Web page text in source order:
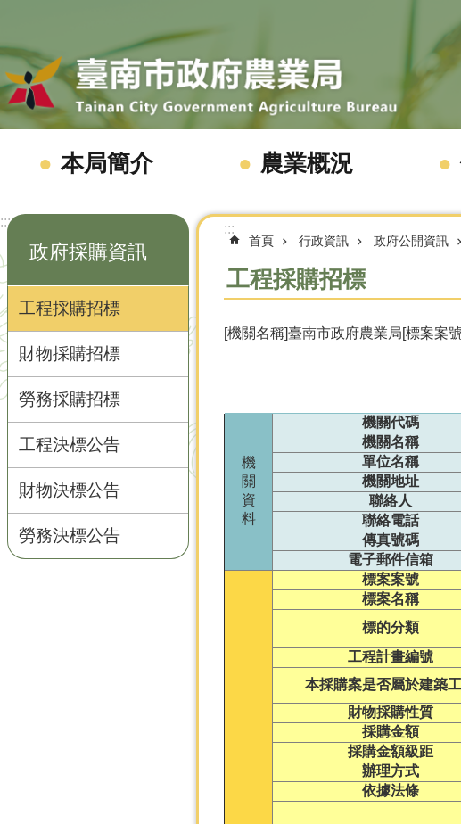
本局簡介 農業概況
:::
政府採購資訊
工程採購招標
財物採購招標
勞務採購招標
工程決標公告
財物決標公告
勞務決標公告
:::
首頁 行政資訊 政府公開資訊
工程採購招標
[機關名稱]臺南市政府農業局[標案案
機
關
資
料
機關代碼
機關名稱
單位名稱
機關地址
聯絡人
聯絡電話
傳真號碼
電子郵件信箱
標案案號
標案名稱
標的分類
工程計畫編號
本採購案是否屬於建築
財物採購性質
採購金額
採購金額級距
辦理方式
依據法條